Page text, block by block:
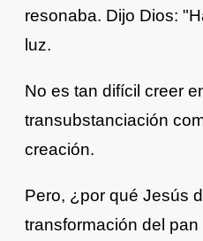
resonaba. Dijo Dios:
luz.
No es tan difícil creer
transubstanciación
creación.
Pero, ¿por qué Jesús
transformación del